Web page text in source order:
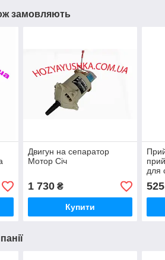
замовляють
Двигун на сепаратор
Мотор Січ
1 730₴
Купити
для
Січ"
525